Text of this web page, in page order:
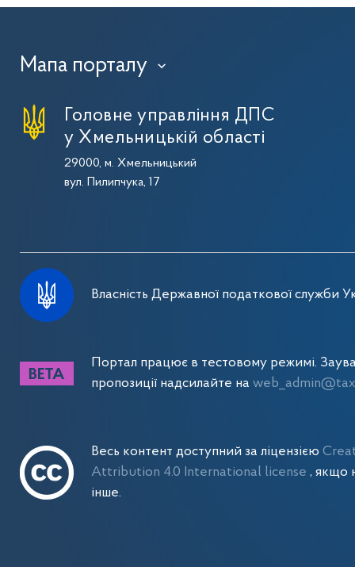
Мапа порталу ›
Головне управління ДПС
у Хмельницькій області
29000, м. Хмельницький
вул. Пилипчука, 17
Власність Державної податкової служби
Портал працює в тестовому режимі.
пропозиції надсилайте на
Весь контент доступний за ліцензією
Attribution 4.0 International license , якщо
інше.